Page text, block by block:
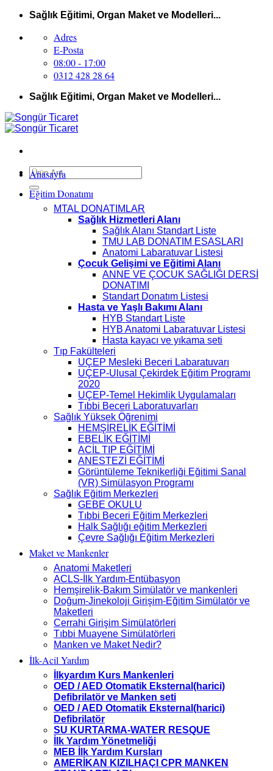
İçeriğeSağlık Eğitimi, Organ Maket ve Modelleri...
Adres
E-Posta
08:00 - 17:00
0312 428 28 64
Sağlık Eğitimi, Organ Maket ve Modelleri...
Ara:
Anasayfa
Eğitim Donatımı
MTAL DONATIMLAR
Sağlık Hizmetleri Alanı
Sağlık Alanı Standart Liste
TMU LAB DONATIM ESASLARI
Anatomi Labaratuvar Listesi
Çocuk Gelişimi ve Eğitimi Alanı
ANNE VE ÇOCUK SAĞLIĞI DERSİ
DONATIMI
Standart Donatım Listesi
Hasta ve Yaşlı Bakımı Alanı
HYB Standart Liste
HYB Anatomi Labaratuvar Listesi
Hasta kayacı ve yıkama seti
Tıp Fakülteleri
UÇEP Mesleki Beceri Labaratuvarı
UÇEP-Ulusal Çekirdek Eğitim Programı
2020
UÇEP-Temel Hekimlik Uygulamaları
Tıbbi Beceri Laboratuvarları
Sağlık Yüksek Öğrenimi
HEMŞİRELİK EĞİTİMİ
EBELİK EĞİTİMİ
ACİL TIP EĞİTİMİ
ANESTEZİ EĞİTİMİ
Görüntüleme Teknikerliği Eğitimi Sanal
(VR) Simülasyon Programı
Sağlık Eğitim Merkezleri
GEBE OKULU
Tıbbi Beceri Eğitim Merkezleri
Halk Sağlığı eğitim Merkezleri
Çevre Sağlığı Eğitim Merkezleri
Maket ve Mankenler
Anatomi Maketleri
ACLS-İlk Yardım-Entübasyon
Hemşirelik-Bakım Simülatör ve mankenleri
Doğum-Jinekoloji Girişim-Eğitim Simülatör ve
Maketleri
Cerrahi Girişim Simülatörleri
Tıbbi Muayene Simülatörleri
Manken ve Maket Nedir?
İlk-Acil Yardım
İlkyardım Kurs Mankenleri
OED / AED Otomatik Eksternal(harici)
Defibrilatör ve Manken seti
OED / AED Otomatik Eksternal(harici)
Defibrilatör
SU KURTARMA-WATER RESQUE
İlk Yardım Yönetmeliği
MEB İlk Yardım Kursları
AMERİKAN KIZILHAÇI CPR MANKEN